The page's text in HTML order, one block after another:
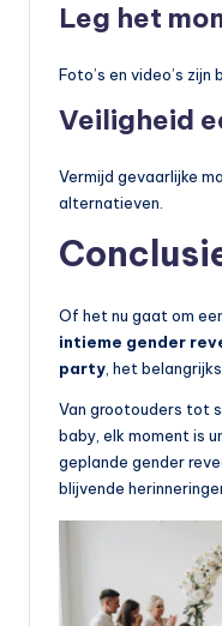
Leg het
Foto’s en video’s zijn
Veiligheid
Vermijd gevaarlijke
alternatieven.
Of het nu gaat om
intieme gender
party , het
Van grootouders tot
baby, elk moment is
geplande gender
blijvende